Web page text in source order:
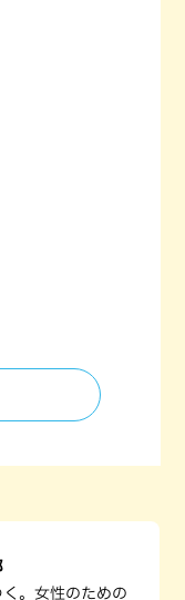
。女性のための